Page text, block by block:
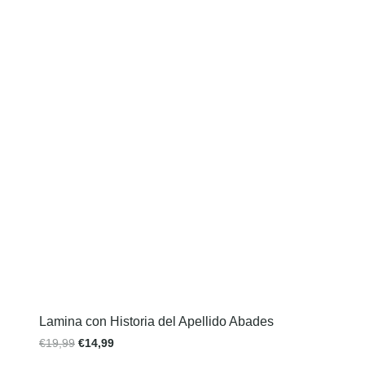
Lamina con Historia del Apellido Abades
€19,99 €14,99